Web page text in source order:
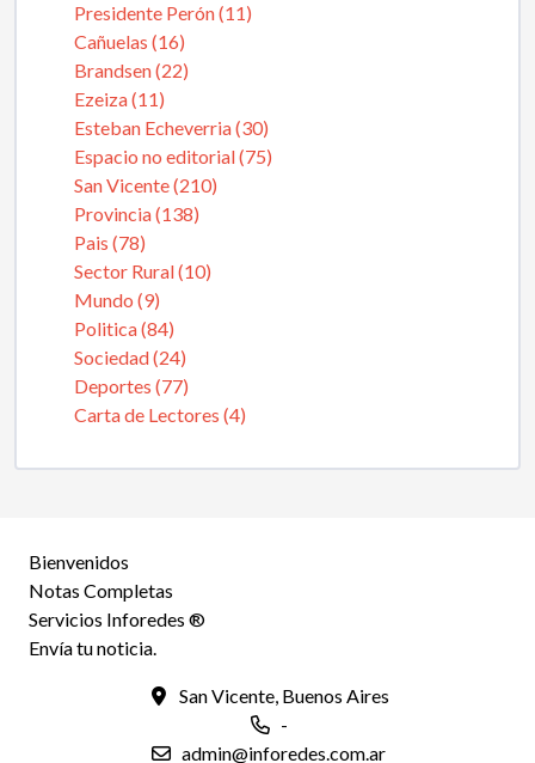
Presidente Perón (11)
Cañuelas (16)
Brandsen (22)
Ezeiza (11)
Esteban Echeverria (30)
Espacio no editorial (75)
San Vicente (210)
Provincia (138)
Pais (78)
Sector Rural (10)
Mundo (9)
Politica (84)
Sociedad (24)
Deportes (77)
Carta de Lectores (4)
Bienvenidos
Notas Completas
Servicios Inforedes ®
Envía tu noticia.
San Vicente, Buenos Aires
-
admin@inforedes.com.ar